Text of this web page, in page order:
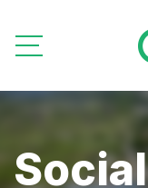
Social